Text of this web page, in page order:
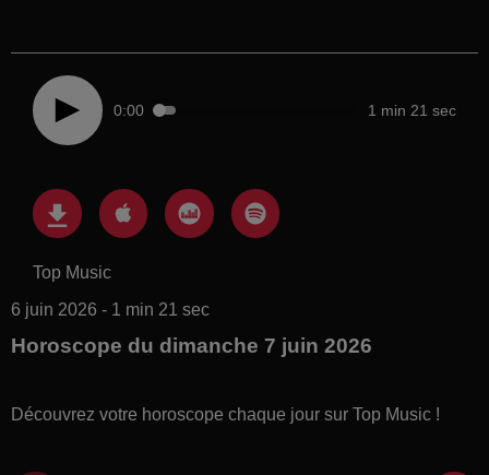
0:00 1 min 21 sec
Top Music
6 juin 2026 - 1 min 21 sec
Horoscope du dimanche 7 juin 2026
Découvrez votre horoscope chaque jour sur Top Music !